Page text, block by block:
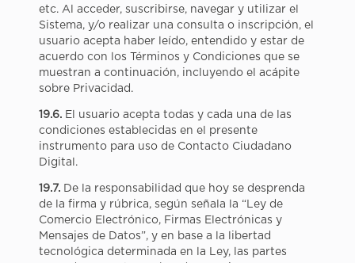
etc. Al acceder, suscribirse, navegar y utilizar el
Sistema, y/o realizar una consulta o inscripción, el
usuario acepta haber leído, entendido y estar de
acuerdo con los Términos y Condiciones que se
muestran a continuación, incluyendo el acápite
sobre Privacidad.
19.6.El usuario acepta todas y cada una de las
condiciones establecidas en el presente
instrumento para uso de Contacto Ciudadano
Digital.
19.7.De la responsabilidad que hoy se desprenda
de la firma y rúbrica, según señala la “Ley de
Comercio Electrónico, Firmas Electrónicas y
Mensajes de Datos”, y en base a la libertad
tecnológica determinada en la Ley, las partes